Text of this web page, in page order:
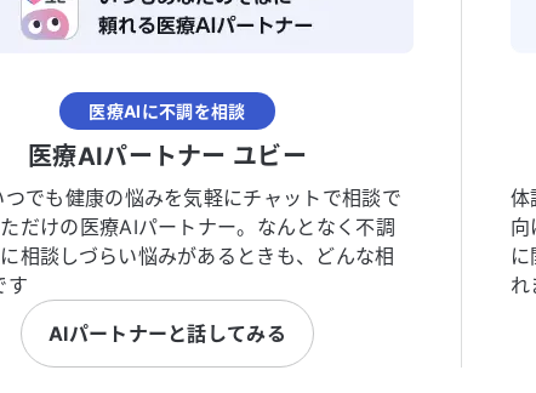
医療AIに不調を相談
医療AIパートナー ユビー
でも健康の悩みを気軽にチャットで相談で
だけの医療AIパートナー。なんとなく不調
相談しづらい悩みがあるときも、どんな相
す
AIパートナーと話してみる
体
向
れ